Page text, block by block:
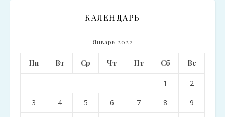
КАЛЕНДАРЬ
Январь 2022
Пн Вт Ср Чт Пт Сб Вс
1 2
3 4 5 6 7 8 9